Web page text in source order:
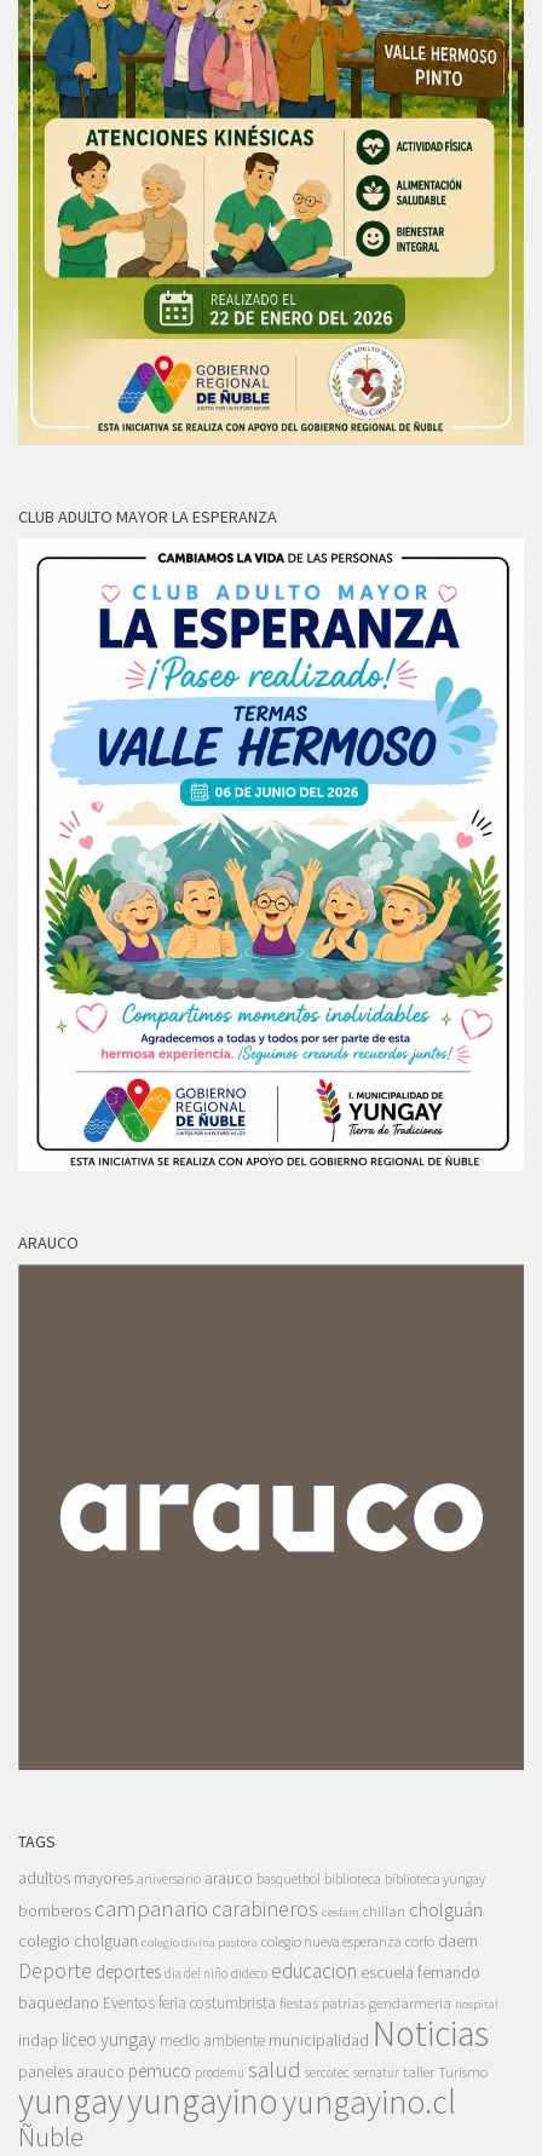
CLUB ADULTO MAYOR LA ESPERANZA
ARAUCO
TAGS
adultos mayores aniversario arauco basquetbol biblioteca biblioteca yungay
bomberos campanario carabineros cesfam chillan cholguán
colegio cholguan colegio divina pastora colegio nueva esperanza corfo daem
Deporte deportes dia del niño dideco educacion escuela fernando
baquedano Eventosferia costumbrista fiestas patrias gendarmeria hospital
indap liceo yungay medio ambiente municipalidad Noticias
paneles arauco pemuco prodemu salud sercotec sernatur taller Turismo
yungayyungayinoyungayino.cl
Ñuble